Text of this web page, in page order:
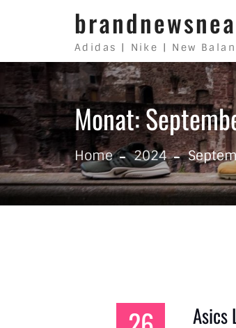
Adidas | Nike | New
Monat:
Home 2024
Asics